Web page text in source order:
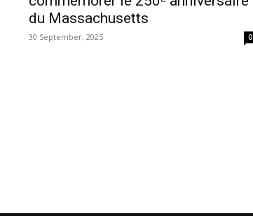
du Massachusetts
30 September, 2025 0